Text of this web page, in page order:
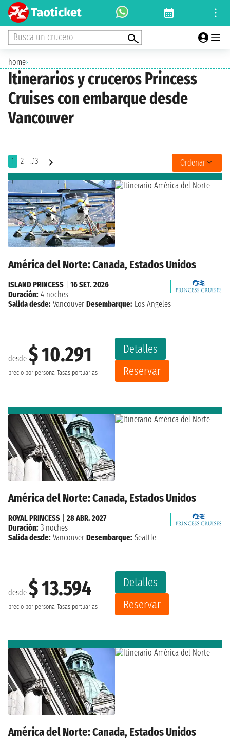
Busca un crucero
home›
Itinerarios y cruceros Princess
Cruises con embarque desde
Vancouver
1 2 ..13 Ordenar
América del Norte: Canada, Estados Unidos
desde $ 10.291
precio por persona Tasas portuarias
Detalles
Reservar
ISLAND PRINCESS
16 SET. 2026
Duración: 4 noches
Salida desde: Vancouver Desembarque: Los Angeles
América del Norte: Canada, Estados Unidos
desde $ 13.594
precio por persona Tasas portuarias
Detalles
Reservar
ROYAL PRINCESS
28 ABR. 2027
Duración: 3 noches
Salida desde: Vancouver Desembarque: Seattle
América del Norte: Canada, Estados Unidos